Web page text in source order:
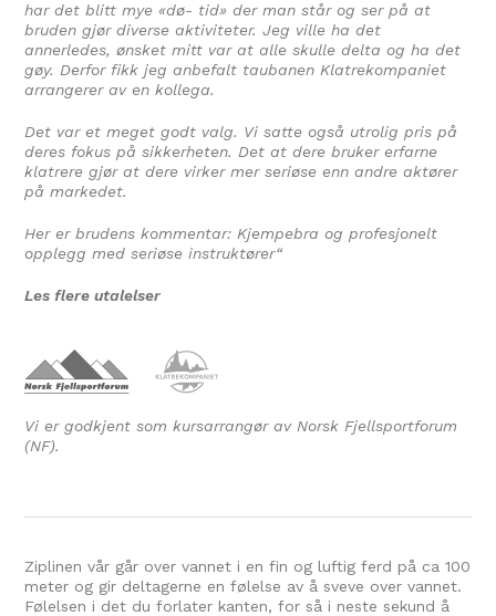
har det blitt mye «dø- tid» der man står og ser på at
bruden gjør diverse aktiviteter. Jeg ville ha det
annerledes, ønsket mitt var at alle skulle delta og ha det
gøy. Derfor fikk jeg anbefalt taubanen Klatrekompaniet
arrangerer av en kollega.
Det var et meget godt valg. Vi satte også utrolig pris på
deres fokus på sikkerheten. Det at dere bruker erfarne
klatrere gjør at dere virker mer seriøse enn andre aktører
på markedet.
Her er brudens kommentar: Kjempebra og profesjonelt
opplegg med seriøse instruktører“
Les flere utalelser
Vi er godkjent som kursarrangør av Norsk Fjellsportforum
(NF).
Ziplinen vår går over vannet i en fin og luftig ferd på ca 100
meter og gir deltagerne en følelse av å sveve over vannet.
Følelsen i det du forlater kanten, for så i neste sekund å